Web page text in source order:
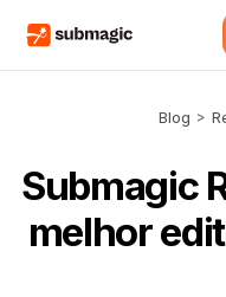
Blog >
Submagic
melhor